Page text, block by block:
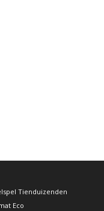
Tienduizenden
Eco